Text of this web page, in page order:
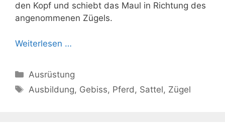
den Kopf und schiebt das Maul in Richtung des
angenommenen Zügels.
Weiterlesen …
Kategorien
Ausrüstung
Schlagwörter
Ausbildung, Gebiss, Pferd , Sattel, Zügel